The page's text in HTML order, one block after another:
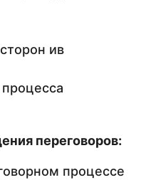
ив
переговоров:
процессе